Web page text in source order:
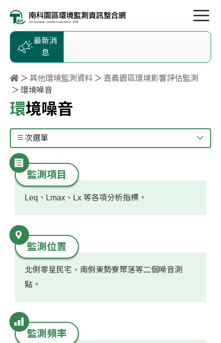
最新消
息
其他環境監測資料
嘉義園區環境影響評估監測
環境噪音
環境噪音
次選單
監測項目
Leq、Lmax、Lx 等各項分析指標。
監測位置
北側零星民宅、南側東勢寮聚落等二個噪音測
點。
監測頻率